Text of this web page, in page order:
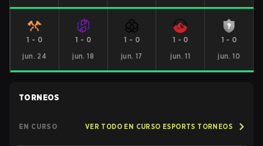
1 - 0
jun. 24
1 - 0
jun. 18
1 - 0
jun. 17
1 - 0
jun. 11
1 - 0
jun. 10
TORNEOS
EN CURSO VER TODO EN CURSO ESPORTS TORNEOS